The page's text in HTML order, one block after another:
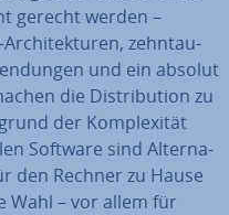
gerecht werden –
zehn­tau­
und ein absolut
die Dis­tri­bu­ti­on zu
der Kom­ple­xi­tät
Software sind Al­ter­na­
den Rechner zu Hause
Wahl – vor allem für